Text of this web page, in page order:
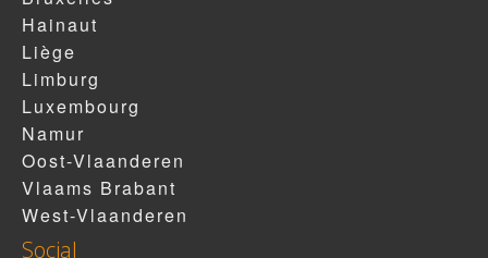
Hainaut
Liège
Limburg
Luxembourg
Namur
Oost-Vlaanderen
Vlaams Brabant
West-Vlaanderen
Social